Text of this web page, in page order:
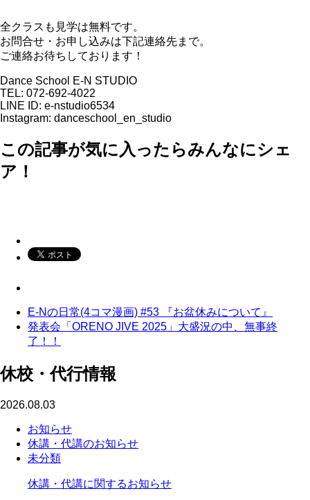
全クラスも見学は無料です。
お問合せ・お申し込みは下記連絡先まで。
ご連絡お待ちしております！
Dance School E-N STUDIO
TEL: 072-692-4022
LINE ID: e-nstudio6534
Instagram: danceschool_en_studio
この記事が気に入ったらみんなにシェ
ア！
E-Nの日常(4コマ漫画) #53 『お盆休みについて』
発表会「ORENO JIVE 2025」大盛況の中、無事終
了！！
休校・代行情報
2026.08.03
お知らせ
休講・代講のお知らせ
未分類
休講・代講に関するお知らせ